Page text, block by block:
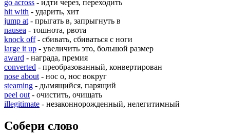
go across - идти через, переходить
hit with - ударить, хит
jump at - прыгать в, запрыгнуть в
nausea - тошнота, рвота
knock off- сбивать, сбиваться с ноги
large it up - увеличить это, большой размер
award - награда, премия
converted - преобразованный, конвертирован
nose about - нос о, нос вокруг
steaming - дымящийся, парящий
peel out - очистить, очищать
illegitimate - незаконнорожденный, нелегитимный
Собери слово